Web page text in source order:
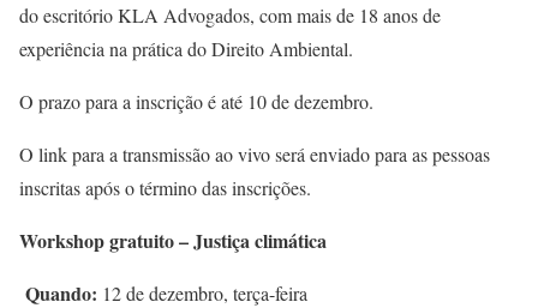
do escritório KLA Advogados, com mais de 18 anos de
experiência na prática do Direito Ambiental.
O prazo para a inscrição é até 10 de dezembro.
O link para a transmissão ao vivo será enviado para as pessoas
inscritas após o término das inscrições.
Workshop gratuito – Justiça climática
Quando: 12 de dezembro, terça-feira